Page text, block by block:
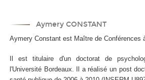
Aymery CONSTANT
Aymery Constant est Maître de Conférences
Il est titulaire d'un doctorat de
l'Université Bordeaux. Il a réalisé un post